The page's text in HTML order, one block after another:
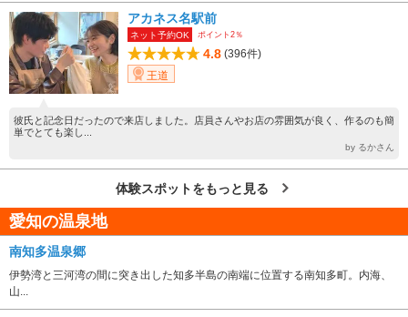
アカネス名駅前
ネット予約OK ポイント2％
4.8 (396件)
王道
彼氏と記念日だったので来店しました。店員さんやお店の雰囲気が良く、作るのも簡
単でとても楽し...
by るかさん
体験スポットをもっと見る
愛知の温泉地
南知多温泉郷
伊勢湾と三河湾の間に突き出した知多半島の南端に位置する南知多町。内海、
山...